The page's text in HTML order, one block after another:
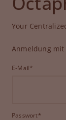
Your
Anmeldung
E-Mail*
Passwort*